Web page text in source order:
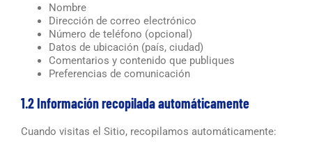
Nombre
Dirección de correo electrónico
Número de teléfono (opcional)
Datos de ubicación (país, ciudad)
Comentarios y contenido que publiques
Preferencias de comunicación
1.2 Información recopilada automáticamente
Cuando visitas el Sitio, recopilamos automáticamente: